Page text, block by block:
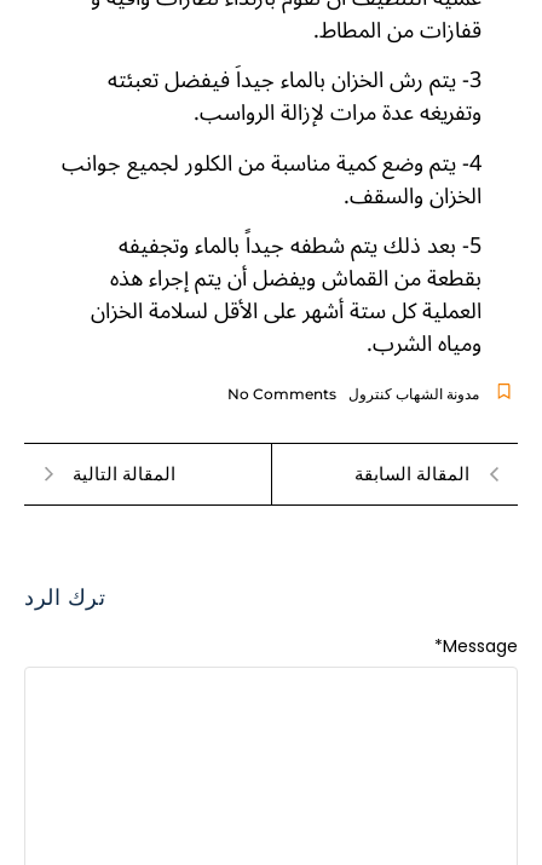
قفازات من المطاط.
3- يتم رش الخزان بالماء جيداَ فيفضل تعبئته
وتفريغه عدة مرات لإزالة الرواسب.
4- يتم وضع كمية مناسبة من الكلور لجميع جوانب
الخزان والسقف.
5- بعد ذلك يتم شطفه جيداً بالماء وتجفيفه
بقطعة من القماش ويفضل أن يتم إجراء هذه
العملية كل ستة أشهر على الأقل لسلامة الخزان
ومياه الشرب.
مدونة الشهاب كنترول
المقالة السابقة المقالة التالية
ترك الرد
Message
*